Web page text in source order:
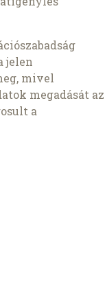
jelen
mivel
megadását az
a